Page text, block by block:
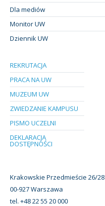
Dla mediów
Monitor UW
Dziennik UW
REKRUTACJA
PRACA NA UW
MUZEUM UW
ZWIEDZANIE KAMPUSU
PISMO UCZELNI
DEKLARACJA
DOSTĘPNOŚCI
Krakowskie Przedmieście 26/28
00-927 Warszawa
tel. +48 22 55 20 000